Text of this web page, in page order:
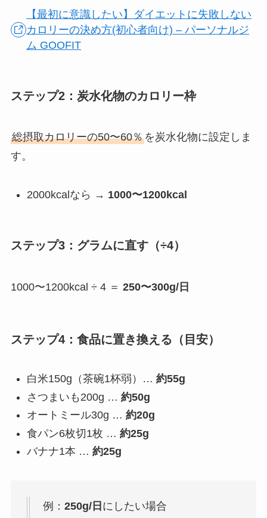
【最初に意識したい】ダイエットに失敗しない
カロリーの決め方(初心者向け) – パーソナルジ
ム GOOFIT
ステップ2：炭水化物のカロリー枠
総摂取カロリーの50〜60％を炭水化物に設定しま
す。
2000kcalなら → 1000〜1200kcal
ステップ3：グラムに直す（÷4）
1000〜1200kcal ÷ 4 ＝ 250〜300g/日
ステップ4：食品に置き換える（目安）
白米150g（茶碗1杯弱）… 約55g
さつまいも200g … 約50g
オートミール30g … 約20g
食パン6枚切1枚 … 約25g
バナナ1本 … 約25g
例： 250g/日 にしたい場合